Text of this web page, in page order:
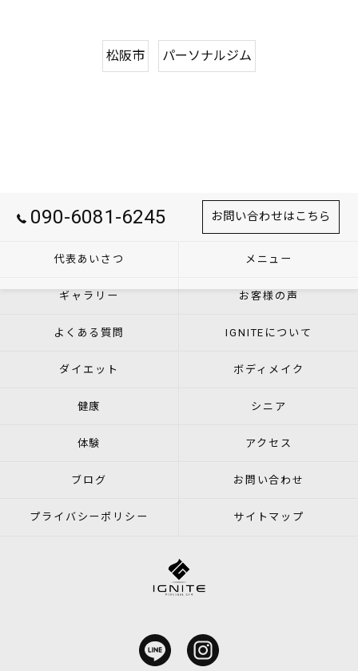
松阪市 パーソナルジム
090-6081-6245 お問い合わせはこちら
代表あいさつ メニュー
ギャラリー お客様の声
よくある質問 IGNITEについて
ダイエット ボディメイク
健康 シニア
体験 アクセス
ブログ お問い合わせ
プライバシーポリシー サイトマップ